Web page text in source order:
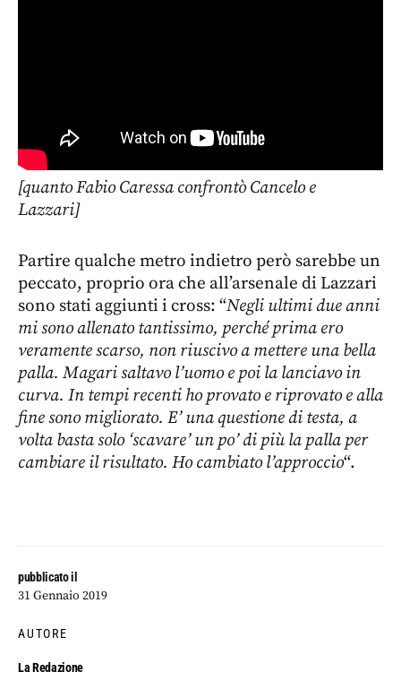
pubblicato il
31 Gennaio 2019
AUTORE
La Redazione
[quanto Fabio Caressa confrontò Cancelo e
Lazzari]
Partire qualche metro indietro però sarebbe un
peccato, proprio ora che all’arsenale di Lazzari
sono stati aggiunti i cross: “Negli ultimi due anni
mi sono allenato tantissimo, perché prima ero
veramente scarso, non riuscivo a mettere una bella
palla. Magari saltavo l’uomo e poi la lanciavo in
curva. In tempi recenti ho provato e riprovato e alla
fine sono migliorato. E’ una questione di testa, a
volta basta solo ‘scavare’ un po’ di più la palla per
cambiare il risultato. Ho cambiato l’approccio“.